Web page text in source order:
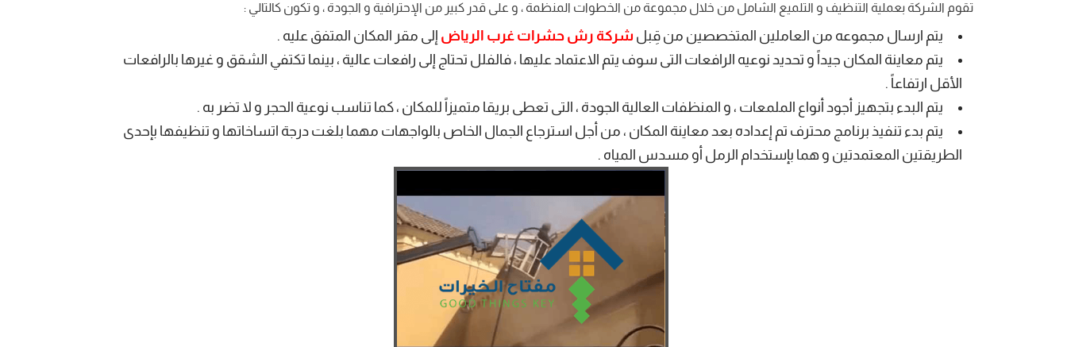
تقوم الشركة بعملية التنظيف و التلميع الشامل من خلال مجموعة من الخطوات المنظمة ، و على قدر كبير من الإحترافية و الجودة ، و تكون كالتالي :
يتم ارسال مجموعه من العاملين المتخصصين من قِبل شركة رش حشرات غرب الرياض إلى مقر المكان المتفق عليه .
يتم معاينة المكان جيداً و تحديد نوعيه الرافعات التى سوف يتم الاعتماد عليها ، فالفلل تحتاج إلى رافعات عالية ، بينما تكتفي الشقق و غيرها بالرافعات
الأقل ارتفاعاً .
يتم البدء بتجهيز أجود أنواع الملمعات ، و المنظفات العالية الجودة ، التى تعطى بريقا متميزاً للمكان ، كما تناسب نوعية الحجر و لا تضر به .
يتم بدء تنفيذ برنامج محترف تم إعداده بعد معاينة المكان ، من أجل استرجاع الجمال الخاص بالواجهات مهما بلغت درجة اتساخاتها و تنظيفها بإحدى
الطريقتين المعتمدتين و هما بإستخدام الرمل أو مسدس المياه .